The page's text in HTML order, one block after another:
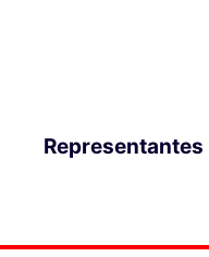
Representantes